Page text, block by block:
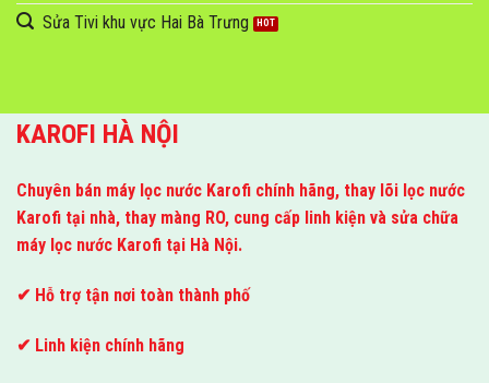
Sửa Tivi khu vực Hai Bà Trưng
KAROFI HÀ NỘI
Chuyên bán máy lọc nước Karofi chính hãng, thay lõi lọc nước
Karofi tại nhà, thay màng RO, cung cấp linh kiện và sửa chữa
máy lọc nước Karofi tại Hà Nội.
✔ Hỗ trợ tận nơi toàn thành phố
✔ Linh kiện chính hãng